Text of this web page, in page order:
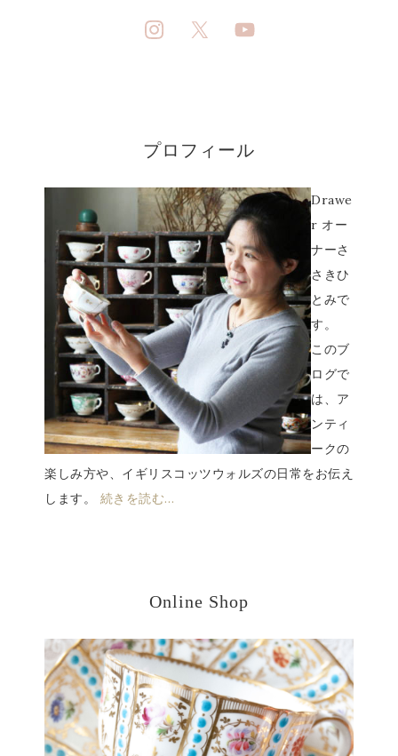
プロフィール
Drawe
r オー
ナーさ
さきひ
とみで
す。
このブ
ログで
は、ア
ンティ
ークの
楽しみ方や、イギリスコッツウォルズの日常をお伝え
します。 続きを読む…
Online Shop